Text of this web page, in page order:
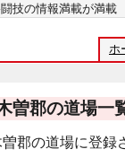
格闘技の情報満載が
ホ
曽郡の道場一
曽郡の道場に登録